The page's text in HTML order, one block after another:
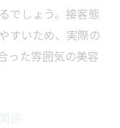
でしょう。接客態
すいため、実際の
った雰囲気の美容
係